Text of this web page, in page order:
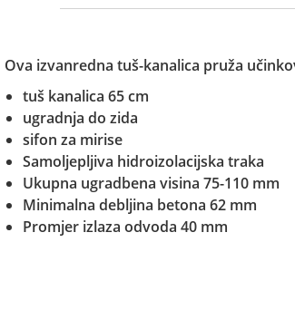
Ova izvanredna tuš-kanalica pruža
tuš kanalica 65 cm
ugradnja do zida
sifon za mirise
Samoljepljiva hidroizolacijska traka
Ukupna ugradbena visina 75-110 mm
Minimalna debljina betona 62 mm
Promjer izlaza odvoda 40 mm